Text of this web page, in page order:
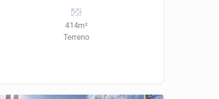
incluindo colégios como Liceu, Anglo e
414m²
Terreno